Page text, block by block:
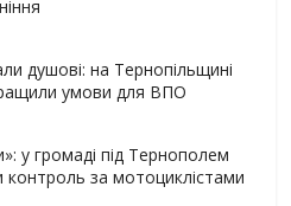
душові: на Тернопільщині
умови для ВПО
у громаді під Тернополем
контроль за мотоциклістами